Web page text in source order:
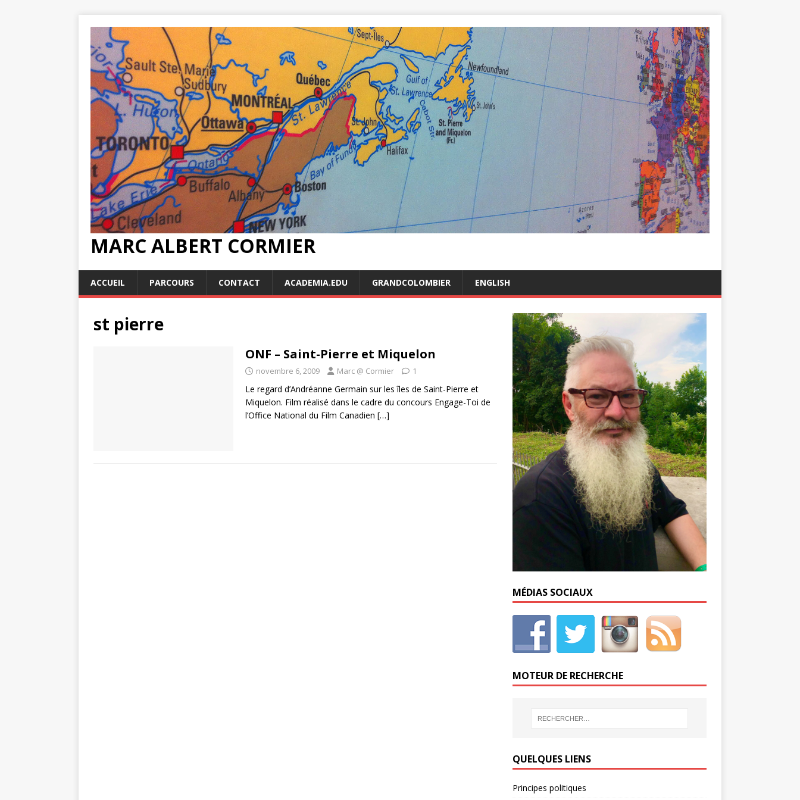
MARC ALBERT CORMIER
ACCUEIL PARCOURS CONTACT ACADEMIA.EDU GRANDCOLOMBIER ENGLISH
st pierre
ONF – Saint-Pierre et Miquelon
novembre 6, 2009 Marc @ Cormier 1
Le regard d’Andréanne Germain sur les îles de Saint-Pierre et
Miquelon. Film réalisé dans le cadre du concours Engage-Toi de
l’Office National du Film Canadien […]
MÉDIAS SOCIAUX
MOTEUR DE RECHERCHE
QUELQUES LIENS
Principes politiques